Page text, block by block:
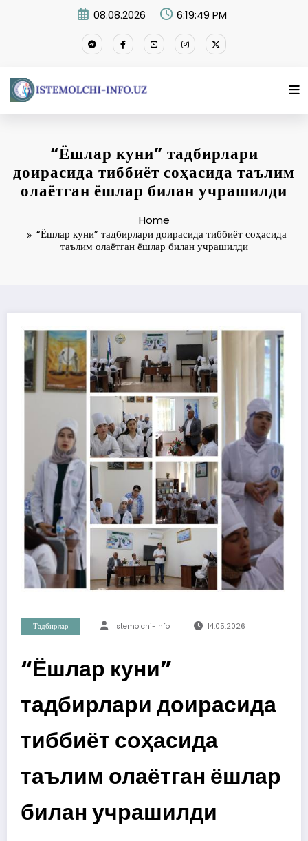
08.08.2026 6:19:50 PM
“Ёшлар куни” тадбирлари
доирасида тиббиёт соҳасида таълим
олаётган ёшлар билан учрашилди
Home
“Ёшлар куни” тадбирлари доирасида тиббиёт соҳасида
таълим олаётган ёшлар билан учрашилди
Тадбирлар Istemolchi-Info 14.05.2026
“Ёшлар куни”
тадбирлари доирасида
тиббиёт соҳасида
таълим олаётган ёшлар
билан учрашилди